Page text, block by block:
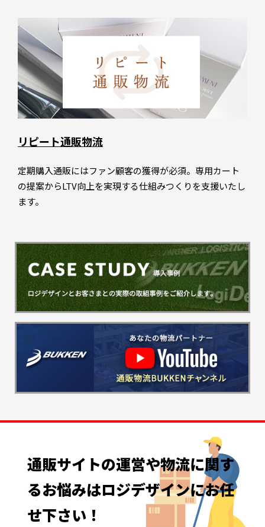
リピート通販物流
定期購入通販にはファン顧客の獲得が必須。専用カート
の提案からLTV向上を実現する仕組みつくりを支援いたし
ます。
通販サイトの運営や物流に関す
るお悩みはロジデザインにお任
せ下さい！